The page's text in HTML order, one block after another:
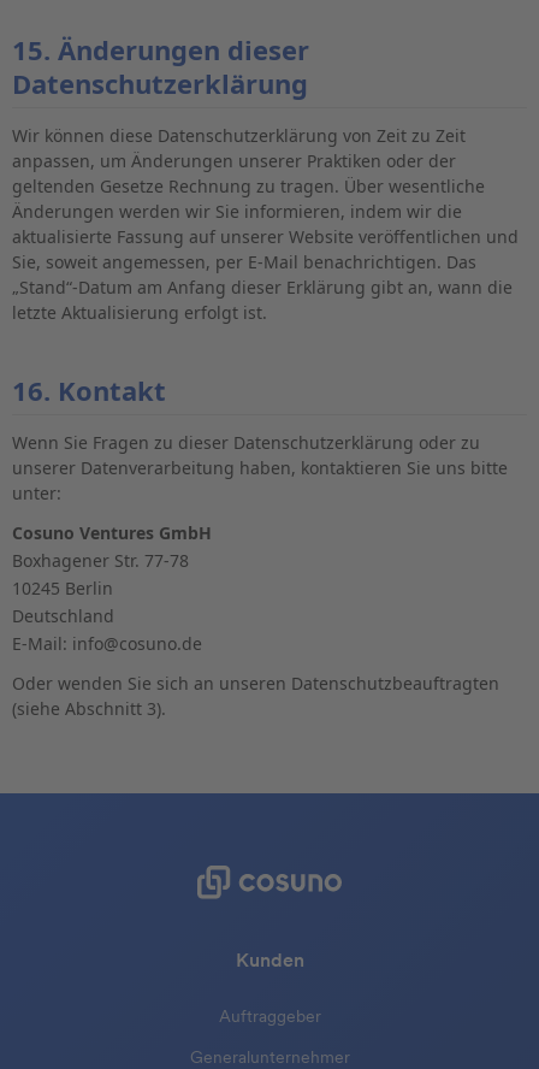
15. Änderungen dieser
Datenschutzerklärung
Wir können diese Datenschutzerklärung von Zeit zu Zeit
anpassen, um Änderungen unserer Praktiken oder der
geltenden Gesetze Rechnung zu tragen. Über wesentliche
Änderungen werden wir Sie informieren, indem wir die
aktualisierte Fassung auf unserer Website veröffentlichen und
Sie, soweit angemessen, per E-Mail benachrichtigen. Das
„Stand“-Datum am Anfang dieser Erklärung gibt an, wann die
letzte Aktualisierung erfolgt ist.
16. Kontakt
Wenn Sie Fragen zu dieser Datenschutzerklärung oder zu
unserer Datenverarbeitung haben, kontaktieren Sie uns bitte
unter:
Cosuno Ventures GmbH
Boxhagener Str. 77-78
10245 Berlin
Deutschland
E-Mail: info@cosuno.de
Oder wenden Sie sich an unseren Datenschutzbeauftragten
(siehe Abschnitt 3).
Kunden
Auftraggeber
Generalunternehmer